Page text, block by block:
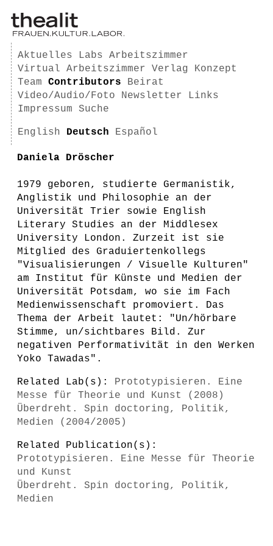
Aktuelles Labs
Arbeitszimmer
Virtual Arbeitszimmer
Verlag
Konzept
Team
Contributors
Beirat
Video/Audio/Foto
Newsletter
Links
Impressum
Suche
English Deutsch Español
Daniela Dröscher
1979 geboren, studierte Germanistik,
Anglistik und Philosophie an der
Universität Trier sowie English
Literary Studies an der Middlesex
University London. Zurzeit ist sie
Mitglied des Graduiertenkollegs
"Visualisierungen / Visuelle Kulturen"
am Institut für Künste und Medien der
Universität Potsdam, wo sie im Fach
Medienwissenschaft promoviert. Das
Thema der Arbeit lautet: "Un/hörbare
Stimme, un/sichtbares Bild. Zur
negativen Performativität in den Werken
Yoko Tawadas".
Related Lab(s): Prototypisieren. Eine
Messe für Theorie und Kunst (2008)
Überdreht. Spin doctoring, Politik,
Medien (2004/2005)
Related Publication(s):
Prototypisieren. Eine Messe für Theorie
und Kunst
Überdreht. Spin doctoring, Politik,
Medien